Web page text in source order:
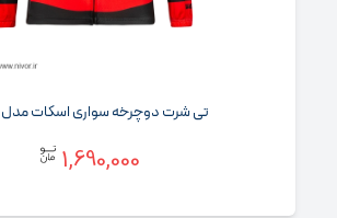
تی شرت دوچرخه سواری اسکات مدل Evo
1,690,000